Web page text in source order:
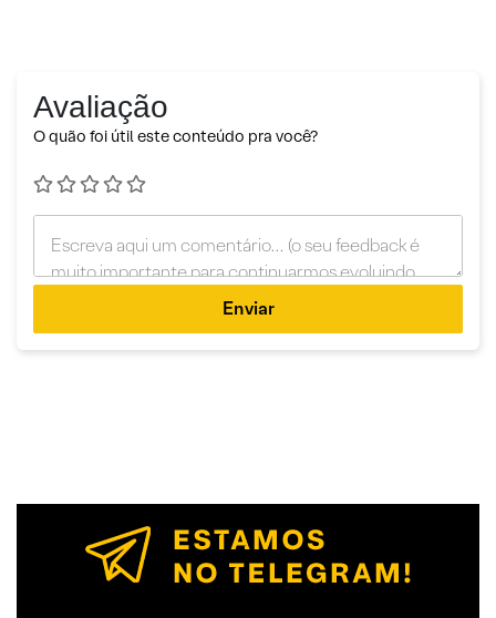
Avaliação
O quão foi útil este conteúdo pra você?
Enviar